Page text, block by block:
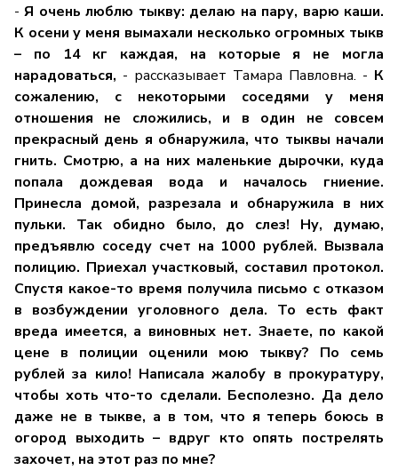
- Я очень люблю тыкву: делаю на пару, варю каши.
К осени у меня вымахали несколько огромных тыкв
– по 14 кг каждая, на которые я не могла
нарадоваться, - рассказывает Тамара Павловна. - К
сожалению, с некоторыми соседями у меня
отношения не сложились, и в один не совсем
прекрасный день я обнаружила, что тыквы начали
гнить. Смотрю, а на них маленькие дырочки, куда
попала дождевая вода и началось гниение.
Принесла домой, разрезала и обнаружила в них
пульки. Так обидно было, до слез! Ну, думаю,
предъявлю соседу счет на 1000 рублей. Вызвала
полицию. Приехал участковый, составил протокол.
Спустя какое-то время получила письмо с отказом
в возбуждении уголовного дела. То есть факт
вреда имеется, а виновных нет. Знаете, по какой
цене в полиции оценили мою тыкву? По семь
рублей за кило! Написала жалобу в прокуратуру,
чтобы хоть что-то сделали. Бесполезно. Да дело
даже не в тыкве, а в том, что я теперь боюсь в
огород выходить – вдруг кто опять пострелять
захочет, на этот раз по мне?